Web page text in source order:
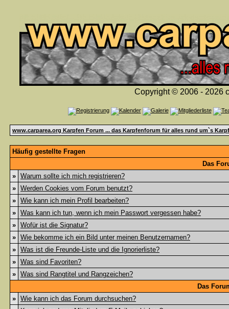
Copyright © 2006 - 2026
www.carparea.org Karpfen Forum ... das Karpfenforum für alles rund um`s
Häufig gestellte Fragen
Das
» Warum sollte ich mich registrieren?
» Werden Cookies vom Forum benutzt?
» Wie kann ich mein Profil bearbeiten?
» Was kann ich tun, wenn ich mein Passwort vergessen habe?
» Wofür ist die Signatur?
» Wie bekomme ich ein Bild unter meinen Benutzernamen?
» Was ist die Freunde-Liste und die Ignorierliste?
» Was sind Favoriten?
» Was sind Rangtitel und Rangzeichen?
Das
» Wie kann ich das Forum durchsuchen?